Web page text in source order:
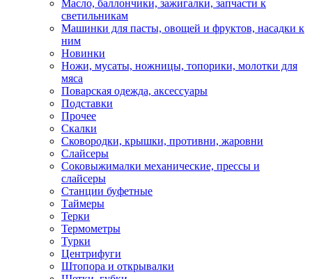
Масло, баллончики, зажигалки, запчасти к
светильникам
Машинки для пасты, овощей и фруктов, насадки к
ним
Новинки
Ножи, мусаты, ножницы, топорики, молотки для
мяса
Поварская одежда, аксессуары
Подставки
Прочее
Скалки
Сковородки, крышки, противни, жаровни
Слайсеры
Соковыжималки механические, прессы и
слайсеры
Станции буфетные
Таймеры
Терки
Термометры
Турки
Центрифуги
Штопора и открывалки